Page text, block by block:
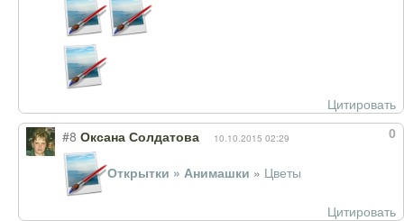
Цитировать
0
#8 Оксана Солдатова 10.10.2015 02:29
Открытки » Анимашки » Цветы
Цитировать